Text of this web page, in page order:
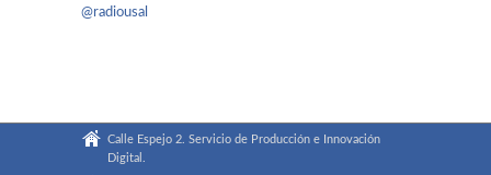
@radiousal
Calle Espejo 2. Servicio de Producción e Innovación
Digital.